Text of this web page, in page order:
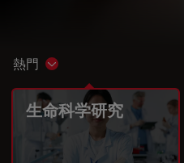
熱門 Show subnavigation
生命科学研究